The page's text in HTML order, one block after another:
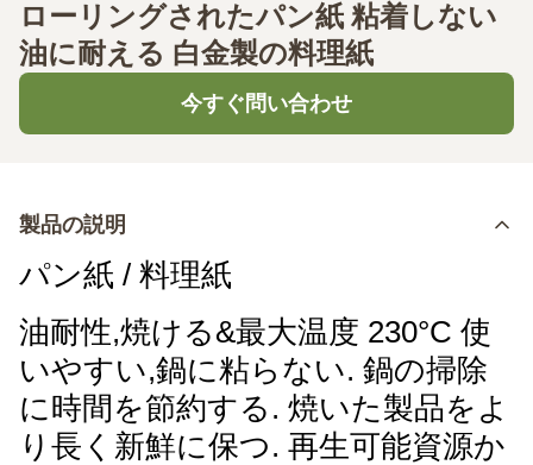
ローリングされたパン紙 粘着しない
油に耐える 白金製の料理紙
今すぐ問い合わせ
製品の説明
パン紙 / 料理紙
油耐性,焼ける&最大温度 230°C 使
いやすい,鍋に粘らない. 鍋の掃除
に時間を節約する. 焼いた製品をよ
り長く新鮮に保つ. 再生可能資源か